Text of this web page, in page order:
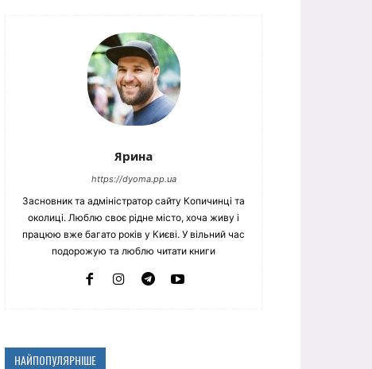
Ярина
https://dyoma.pp.ua
Засновник та адміністратор сайту Копичинці та
околиці. Люблю своє рідне місто, хоча живу і
працюю вже багато років у Києві. У вільний час
подорожую та люблю читати книги
НАЙПОПУЛЯРНІШЕ